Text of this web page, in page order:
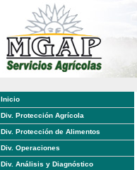
Inicio
Div. Protección Agrícola
Div. Protección de Alimentos
Div. Operaciones
Div. Análisis y Diagnóstico